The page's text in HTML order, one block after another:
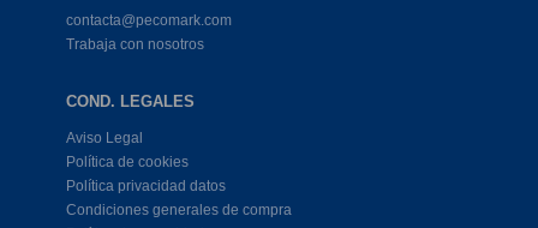
contacta@pecomark.com
Trabaja con nosotros
COND. LEGALES
Aviso Legal
Política de cookies
Política privacidad datos
Condiciones generales de compra